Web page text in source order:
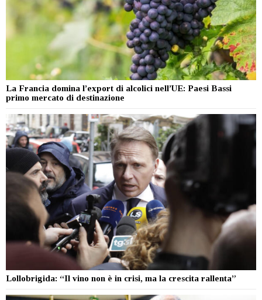
La Francia domina l’export di alcolici nell’UE: Paesi Bassi
primo mercato di destinazione
Lollobrigida: “Il vino non è in crisi, ma la crescita rallenta”